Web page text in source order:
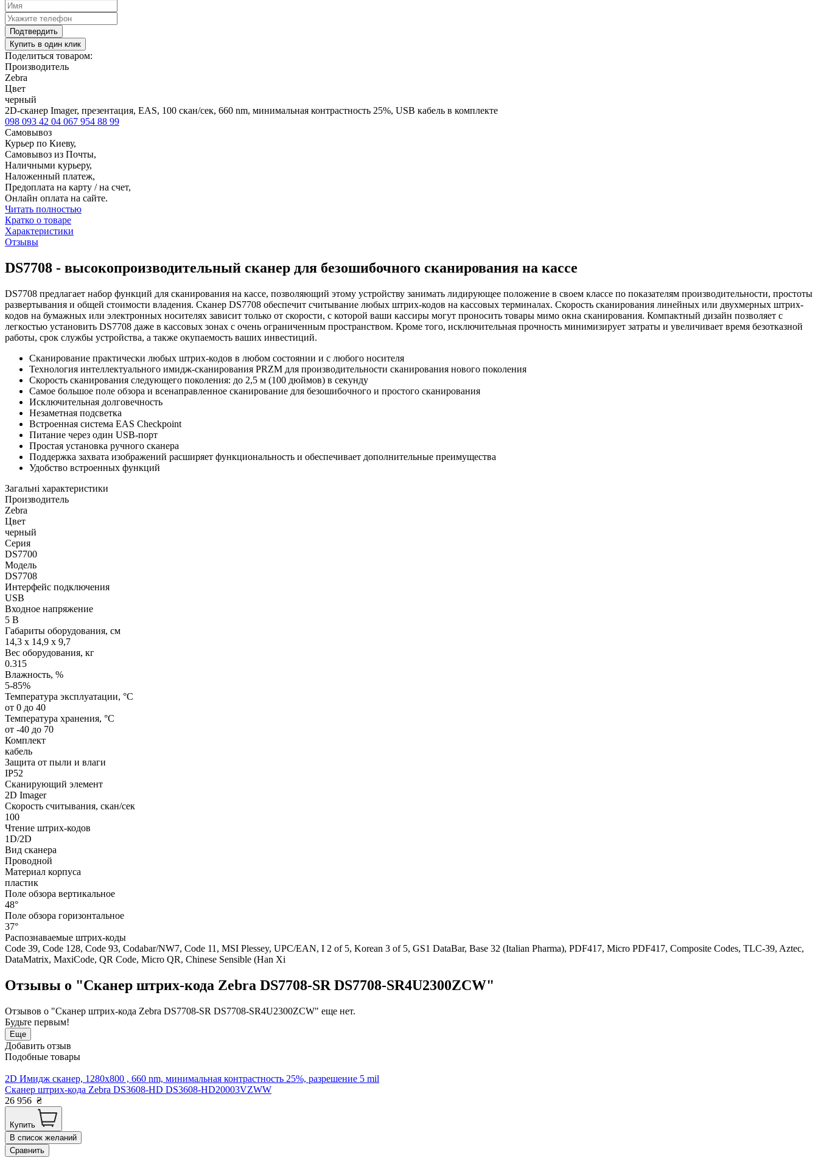
Подтвердить
Купить в один клик
Поделиться товаром:
Производитель
Zebra
Цвет
черный
2D-сканер Imager, презентация, EAS, 100 скан/сек, 660 nm, минимальная контрастность 25%, USB кабель в комплекте
098 093 42 04 067 954 88 99
Самовывоз
Курьер по Киеву,
Самовывоз из Почты,
Наличными курьеру,
Наложенный платеж,
Предоплата на карту / на счет,
Онлайн оплата на сайте.
Читать полностью
Кратко о товаре
Характеристики
Отзывы
DS7708 - высокопроизводительный сканер для безошибочного сканирования на кассе
DS7708 предлагает набор функций для сканирования на кассе, позволяющий этому устройству занимать лидирующее положение в своем классе по показателям производительности, простоты
развертывания и общей стоимости владения. Сканер DS7708 обеспечит считывание любых штрих-кодов на кассовых терминалах. Скорость сканирования линейных или двухмерных штрих-
кодов на бумажных или электронных носителях зависит только от скорости, с которой ваши кассиры могут проносить товары мимо окна сканирования. Компактный дизайн позволяет с
легкостью установить DS7708 даже в кассовых зонах с очень ограниченным пространством. Кроме того, исключительная прочность минимизирует затраты и увеличивает время безотказной
работы, срок службы устройства, а также окупаемость ваших инвестиций.
Сканирование практически любых штрих-кодов в любом состоянии и с любого носителя
Технология интеллектуального имидж-сканирования PRZM для производительности сканирования нового поколения
Скорость сканирования следующего поколения: до 2,5 м (100 дюймов) в секунду
Самое большое поле обзора и всенаправленное сканирование для безошибочного и простого сканирования
Исключительная долговечность
Незаметная подсветка
Встроенная система EAS Checkpoint
Питание через один USB-порт
Простая установка ручного сканера
Поддержка захвата изображений расширяет функциональность и обеспечивает дополнительные преимущества
Удобство встроенных функций
Загальні характеристики
Производитель
Zebra
Цвет
черный
Серия
DS7700
Модель
DS7708
Интерфейс подключения
USB
Входное напряжение
5 В
Габариты оборудования, см
14,3 x 14,9 x 9,7
Вес оборудования, кг
0.315
Влажность, %
5-85%
Температура эксплуатации, °C
от 0 до 40
Температура хранения, °C
от -40 до 70
Комплект
кабель
Защита от пыли и влаги
IP52
Сканирующий элемент
2D Imager
Скорость считывания, скан/сек
100
Чтение штрих-кодов
1D/2D
Вид сканера
Проводной
Материал корпуса
пластик
Поле обзора вертикальное
48°
Поле обзора горизонтальное
37°
Распознаваемые штрих-коды
Code 39, Code 128, Code 93, Codabar/NW7, Code 11, MSI Plessey, UPC/EAN, I 2 of 5, Korean 3 of 5, GS1 DataBar, Base 32 (Italian Pharma), PDF417, Micro PDF417, Composite Codes, TLC-39, Aztec,
DataMatrix, MaxiCode, QR Code, Micro QR, Chinese Sensible (Han Xi
Отзывы о "Сканер штрих-кода Zebra DS7708-SR DS7708-SR4U2300ZCW"
Отзывов о "Сканер штрих-кода Zebra DS7708-SR DS7708-SR4U2300ZCW" еще нет.
Будьте первым!
Еще
Добавить отзыв
Подобные товары
2D Имидж сканер, 1280х800 , 660 nm, минимальная контрастность 25%, разрешение 5 mil
Сканер штрих-кода Zebra DS3608-HD DS3608-HD20003VZWW
26 956 ₴
Купить
В список желаний
Сравнить